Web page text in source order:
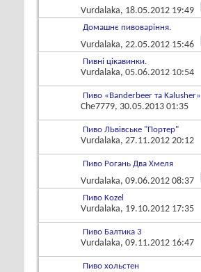
Vurdalaka, 18.05.2012 19:49
Домашнє пивоваріння.
Vurdalaka, 22.05.2012 15:46
Пивні цікавинки.
Vurdalaka, 05.06.2012 10:54
Пиво «Banderbeer та Kalusher»
Che7779, 30.05.2013 01:35
Пиво ЛЬвівське "Портер"
Vurdalaka, 27.11.2012 20:12
Пиво Рогань Два Хмеля
Vurdalaka, 09.06.2012 08:37
Пиво Kozel
Vurdalaka, 19.10.2012 17:35
Пиво Балтика 3
Vurdalaka, 09.11.2012 16:47
Пиво хольстен